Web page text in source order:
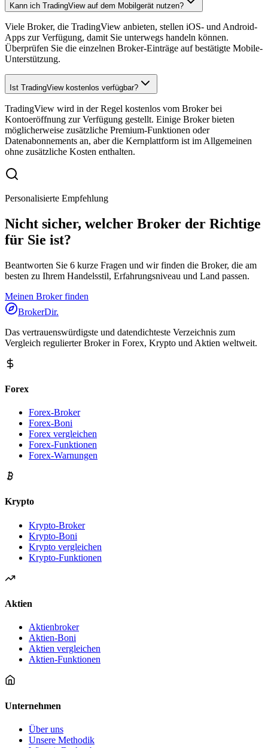
Kann ich TradingView auf dem Mobilgerät nutzen?
Viele Broker, die TradingView anbieten, stellen iOS- und Android-
Apps zur Verfügung, damit Sie unterwegs handeln können.
Überprüfen Sie die einzelnen Broker-Einträge auf bestätigte Mobile-
Unterstützung.
Ist TradingView kostenlos verfügbar?
TradingView wird in der Regel kostenlos vom Broker bei
Kontoeröffnung zur Verfügung gestellt. Einige Broker bieten
möglicherweise zusätzliche Premium-Funktionen oder
Datenabonnements an, aber die Kernplattform ist im Allgemeinen
ohne zusätzliche Kosten enthalten.
Personalisierte Empfehlung
Nicht sicher, welcher Broker der Richtige
für Sie ist?
Beantworten Sie 6 kurze Fragen und wir finden die Broker, die am
besten zu Ihrem Handelsstil, Erfahrungsniveau und Land passen.
Meinen Broker finden
BrokerDir.
Das vertrauenswürdigste und datendichteste Verzeichnis zum
Vergleich regulierter Broker in Forex, Krypto und Aktien weltweit.
Forex
Forex-Broker
Forex-Boni
Forex vergleichen
Forex-Funktionen
Forex-Warnungen
Krypto
Krypto-Broker
Krypto-Boni
Krypto vergleichen
Krypto-Funktionen
Aktien
Aktienbroker
Aktien-Boni
Aktien vergleichen
Aktien-Funktionen
Unternehmen
Über uns
Unsere Methodik